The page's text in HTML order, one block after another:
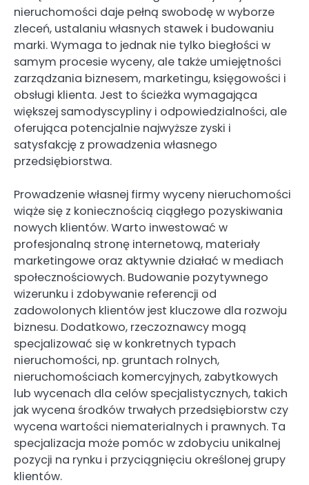
nieruchomości daje pełną swobodę w wyborze
zleceń, ustalaniu własnych stawek i budowaniu
marki. Wymaga to jednak nie tylko biegłości w
samym procesie wyceny, ale także umiejętności
zarządzania biznesem, marketingu, księgowości i
obsługi klienta. Jest to ścieżka wymagająca
większej samodyscypliny i odpowiedzialności, ale
oferująca potencjalnie najwyższe zyski i
satysfakcję z prowadzenia własnego
przedsiębiorstwa.
Prowadzenie własnej firmy wyceny nieruchomości
wiąże się z koniecznością ciągłego pozyskiwania
nowych klientów. Warto inwestować w
profesjonalną stronę internetową, materiały
marketingowe oraz aktywnie działać w mediach
społecznościowych. Budowanie pozytywnego
wizerunku i zdobywanie referencji od
zadowolonych klientów jest kluczowe dla rozwoju
biznesu. Dodatkowo, rzeczoznawcy mogą
specjalizować się w konkretnych typach
nieruchomości, np. gruntach rolnych,
nieruchomościach komercyjnych, zabytkowych
lub wycenach dla celów specjalistycznych, takich
jak wycena środków trwałych przedsiębiorstw czy
wycena wartości niematerialnych i prawnych. Ta
specjalizacja może pomóc w zdobyciu unikalnej
pozycji na rynku i przyciągnięciu określonej grupy
klientów.